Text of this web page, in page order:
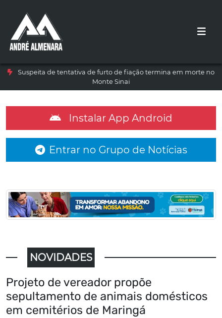
Suspeita de tentativa de furto de fiação termina em morte no
Monte Sinai
Instalar App Android
Entrar no Grupo de Notícias
NOVIDADES
Projeto de vereador propõe
sepultamento de animais domésticos
em cemitérios de Maringá